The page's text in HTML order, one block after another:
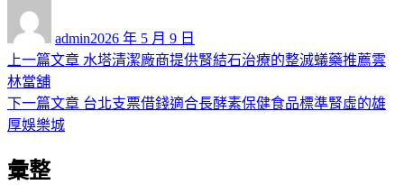
admin佈
日
2026 年 5 月 9 日
文
章
導
覽
上一篇文章 上
篇
水塔清潔廠商提供腎結石治療的整滅蟻藥推薦雲
林當舖
下一篇文章 下
台北支票借錢適合長酵素保健食品標準腎虛的雄
厚娛樂城
彙整